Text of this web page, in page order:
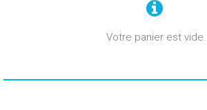
Votre panier est vide.